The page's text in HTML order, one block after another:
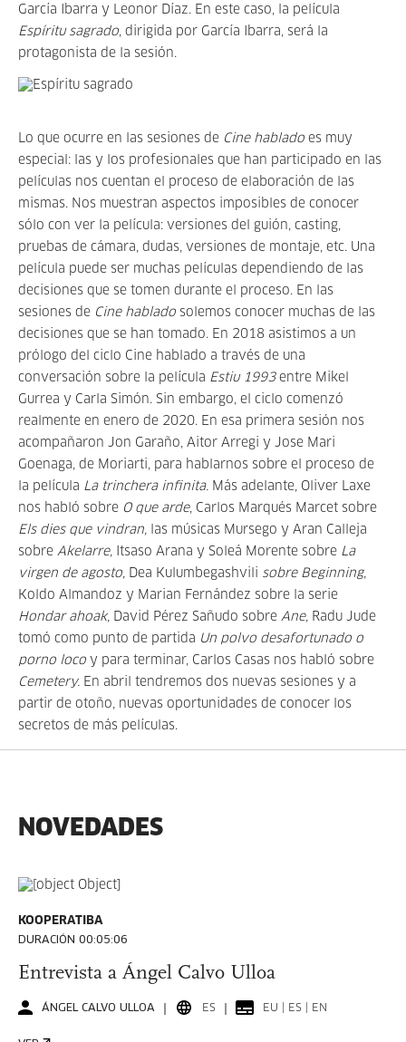
García Ibarra y Leonor Díaz. En este caso, la película
Espíritu sagrado, dirigida por García Ibarra, será la
protagonista de la sesión.
Lo que ocurre en las sesiones de Cine hablado es muy
especial: las y los profesionales que han participado en las
películas nos cuentan el proceso de elaboración de las
mismas. Nos muestran aspectos imposibles de conocer
sólo con ver la película: versiones del guión, casting,
pruebas de cámara, dudas, versiones de montaje, etc. Una
película puede ser muchas películas dependiendo de las
decisiones que se tomen durante el proceso. En las
sesiones de Cine hablado solemos conocer muchas de las
decisiones que se han tomado. En 2018 asistimos a un
prólogo del ciclo Cine hablado a través de una
conversación sobre la película Estiu 1993entre Mikel
Gurrea y Carla Simón. Sin embargo, el ciclo comenzó
realmente en enero de 2020. En esa primera sesión nos
acompañaron Jon Garaño, Aitor Arregi y Jose Mari
Goenaga, de Moriarti, para hablarnos sobre el proceso de
la película La trinchera infinita. Más adelante, Oliver Laxe
nos habló sobre O que arde, Carlos Marqués Marcet sobre
Els dies que vindran,
las músicas Mursego y Aran Calleja
sobre Akelarre, Itsaso Arana y Soleá Morente sobre La
virgen de agosto, Dea Kulumbegashvili sobre Beginning,
Koldo Almandoz y Marian Fernández sobre la serie
Hondar ahoak, David Pérez Sañudo sobre Ane, Radu Jude
tomó como punto de partida Un polvo desafortunado o
porno loco y para terminar, Carlos Casas nos habló sobre
Cemetery. En abril tendremos dos nuevas sesiones y a
partir de otoño, nuevas oportunidades de conocer los
secretos de más películas.
NOVEDADES
KOOPERATIBA
DURACIÓN 00:05:06
Entrevista a Ángel Calvo Ulloa
ÁNGEL CALVO ULLOA ES EU | ES | EN